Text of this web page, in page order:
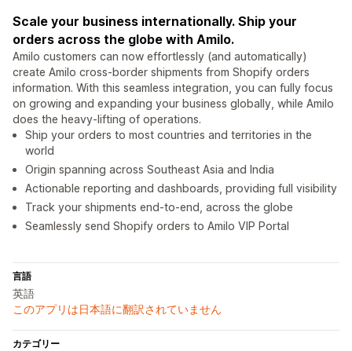
Scale your business internationally. Ship your
orders across the globe with Amilo.
Amilo customers can now effortlessly (and automatically)
create Amilo cross-border shipments from Shopify orders
information. With this seamless integration, you can fully focus
on growing and expanding your business globally, while Amilo
does the heavy-lifting of operations.
Ship your orders to most countries and territories in the
world
Origin spanning across Southeast Asia and India
Actionable reporting and dashboards, providing full visibility
Track your shipments end-to-end, across the globe
Seamlessly send Shopify orders to Amilo VIP Portal
言語
英語
このアプリは日本語に翻訳されていません
カテゴリー